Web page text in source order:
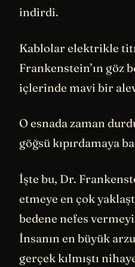
indirdi.
Kablolar elektrikle
Frankenstein’ın göz
içlerinde mavi bir
O esnada zaman
göğsü kıpırdamaya
İşte bu, Dr.
etmeye en çok
bedene nefes
İnsanın en büyük
gerçek kılmıştı